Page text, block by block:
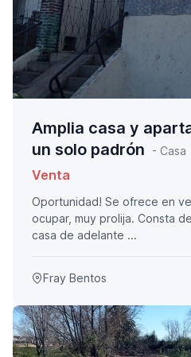
Amplia casa y
un solo padrón
- Casa
Venta
Oportunidad! Se ofrece en
ocupar, muy prolija. Consta
casa de adelante ...
Fray Bentos